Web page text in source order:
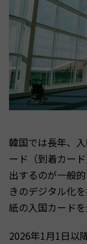
韓国では長年、
ード（到着カー
出するのが一般
きのデジタル化
紙の入国カード
2026年1月1日以